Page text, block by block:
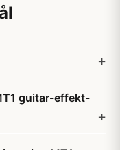
guitar-effekt-